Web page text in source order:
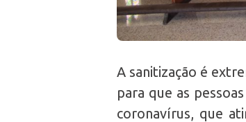
A sanitização é
para que as
coronavírus, que